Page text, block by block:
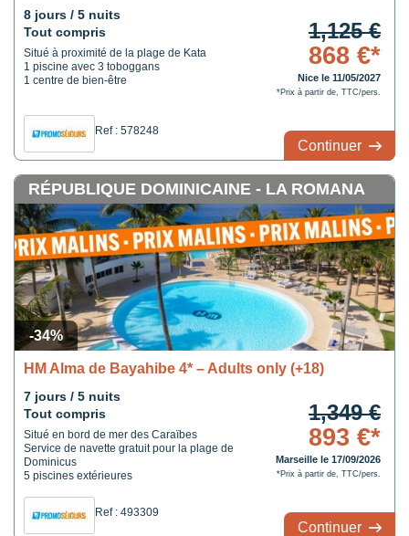
8 jours / 5 nuits
Tout compris
Situé à proximité de la plage de Kata
1 piscine avec 3 toboggans
1 centre de bien-être
Ref : 578248
1,125 €
868 €*
Nice le 11/05/2027
*Prix à partir de, TTC/pers.
Continuer
-34%
RÉPUBLIQUE DOMINICAINE - LA ROMANA
HM Alma de Bayahibe 4* – Adults only (+18)
7 jours / 5 nuits
Tout compris
Situé en bord de mer des Caraïbes
Service de navette gratuit pour la plage de
Dominicus
5 piscines extérieures
Ref : 493309
1,349 €
893 €*
Marseille le 17/09/2026
*Prix à partir de, TTC/pers.
Continuer